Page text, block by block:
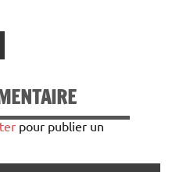
pour publier un